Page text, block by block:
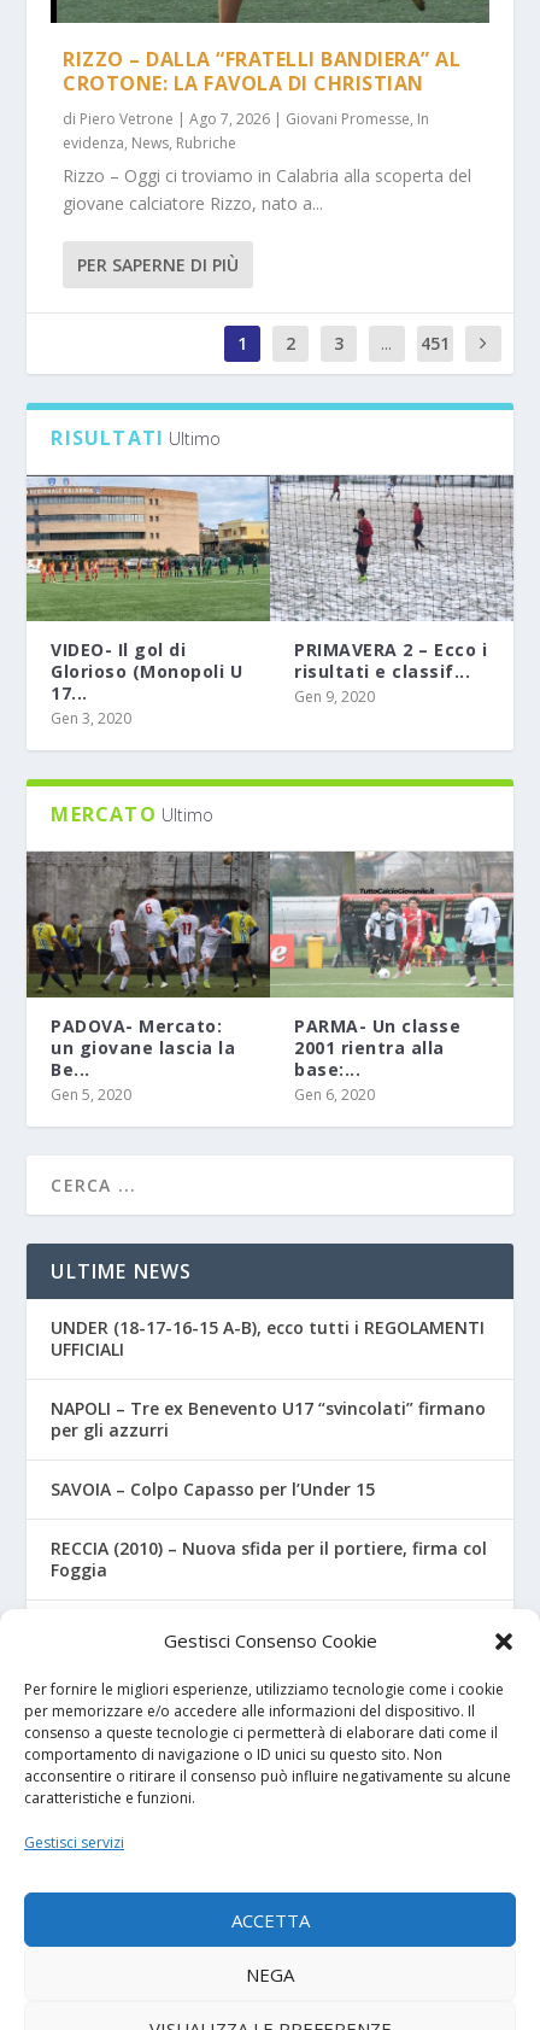
Gestisci Consenso Cookie
Per fornire le migliori esperienze, utilizziamo tecnologie come i cookie
per memorizzare e/o accedere alle informazioni del dispositivo. Il
consenso a queste tecnologie ci permetterà di elaborare dati come il
comportamento di navigazione o ID unici su questo sito. Non
acconsentire o ritirare il consenso può influire negativamente su alcune
caratteristiche e funzioni.
Gestisci servizi
ACCETTA
NEGA
RIZZO – DALLA “FRATELLI BANDIERA” AL
CROTONE: LA FAVOLA DI CHRISTIAN
di Piero Vetrone |Ago 7, 2026 | Giovani Promesse, In
evidenza, News, Rubriche
Rizzo – Oggi ci troviamo in Calabria alla scoperta del
giovane calciatore Rizzo, nato a...
PER SAPERNE DI PIÙ
1 2 3 ...
451
1
RISULTATI Ultimo
VIDEO- Il gol di
Glorioso (Monopoli U
17...
Gen 3, 2020
PRIMAVERA 2 – Ecco i
risultati e classif...
Gen 9, 2020
MERCATO Ultimo
PADOVA- Mercato:
un giovane lascia la
Be...
Gen 5, 2020
PARMA- Un classe
2001 rientra alla
base:...
Gen 6, 2020
ULTIME NEWS
UNDER (18-17-16-15 A-B), ecco tutti i REGOLAMENTI
UFFICIALI
NAPOLI – Tre ex Benevento U17 “svincolati” firmano
per gli azzurri
SAVOIA – Colpo Capasso per l’Under 15
RECCIA (2010) – Nuova sfida per il portiere, firma col
Foggia
RIZZO – Dalla “Fratelli Bandiera” al Crotone: la
favola di Christian
I NOSTRI SPONSOR
Calcio Panchina
Diretta.it